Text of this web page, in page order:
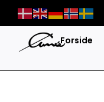
content
Forside